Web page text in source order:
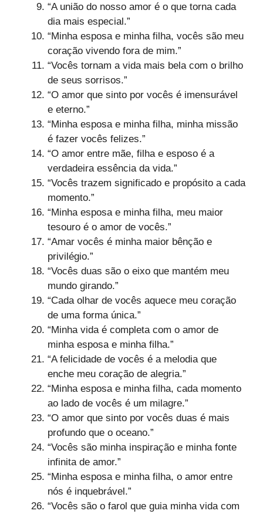
“A união do nosso amor é o que torna cada
dia mais especial.”
“Minha esposa e minha filha, vocês são meu
coração vivendo fora de mim.”
“Vocês tornam a vida mais bela com o brilho
de seus sorrisos.”
“O amor que sinto por vocês é imensurável
e eterno.”
“Minha esposa e minha filha, minha missão
é fazer vocês felizes.”
“O amor entre mãe, filha e esposo é a
verdadeira essência da vida.”
“Vocês trazem significado e propósito a cada
momento.”
“Minha esposa e minha filha, meu maior
tesouro é o amor de vocês.”
“Amar vocês é minha maior bênção e
privilégio.”
“Vocês duas são o eixo que mantém meu
mundo girando.”
“Cada olhar de vocês aquece meu coração
de uma forma única.”
“Minha vida é completa com o amor de
minha esposa e minha filha.”
“A felicidade de vocês é a melodia que
enche meu coração de alegria.”
“Minha esposa e minha filha, cada momento
ao lado de vocês é um milagre.”
“O amor que sinto por vocês duas é mais
profundo que o oceano.”
“Vocês são minha inspiração e minha fonte
infinita de amor.”
“Minha esposa e minha filha, o amor entre
nós é inquebrável.”
“Vocês são o farol que guia minha vida com